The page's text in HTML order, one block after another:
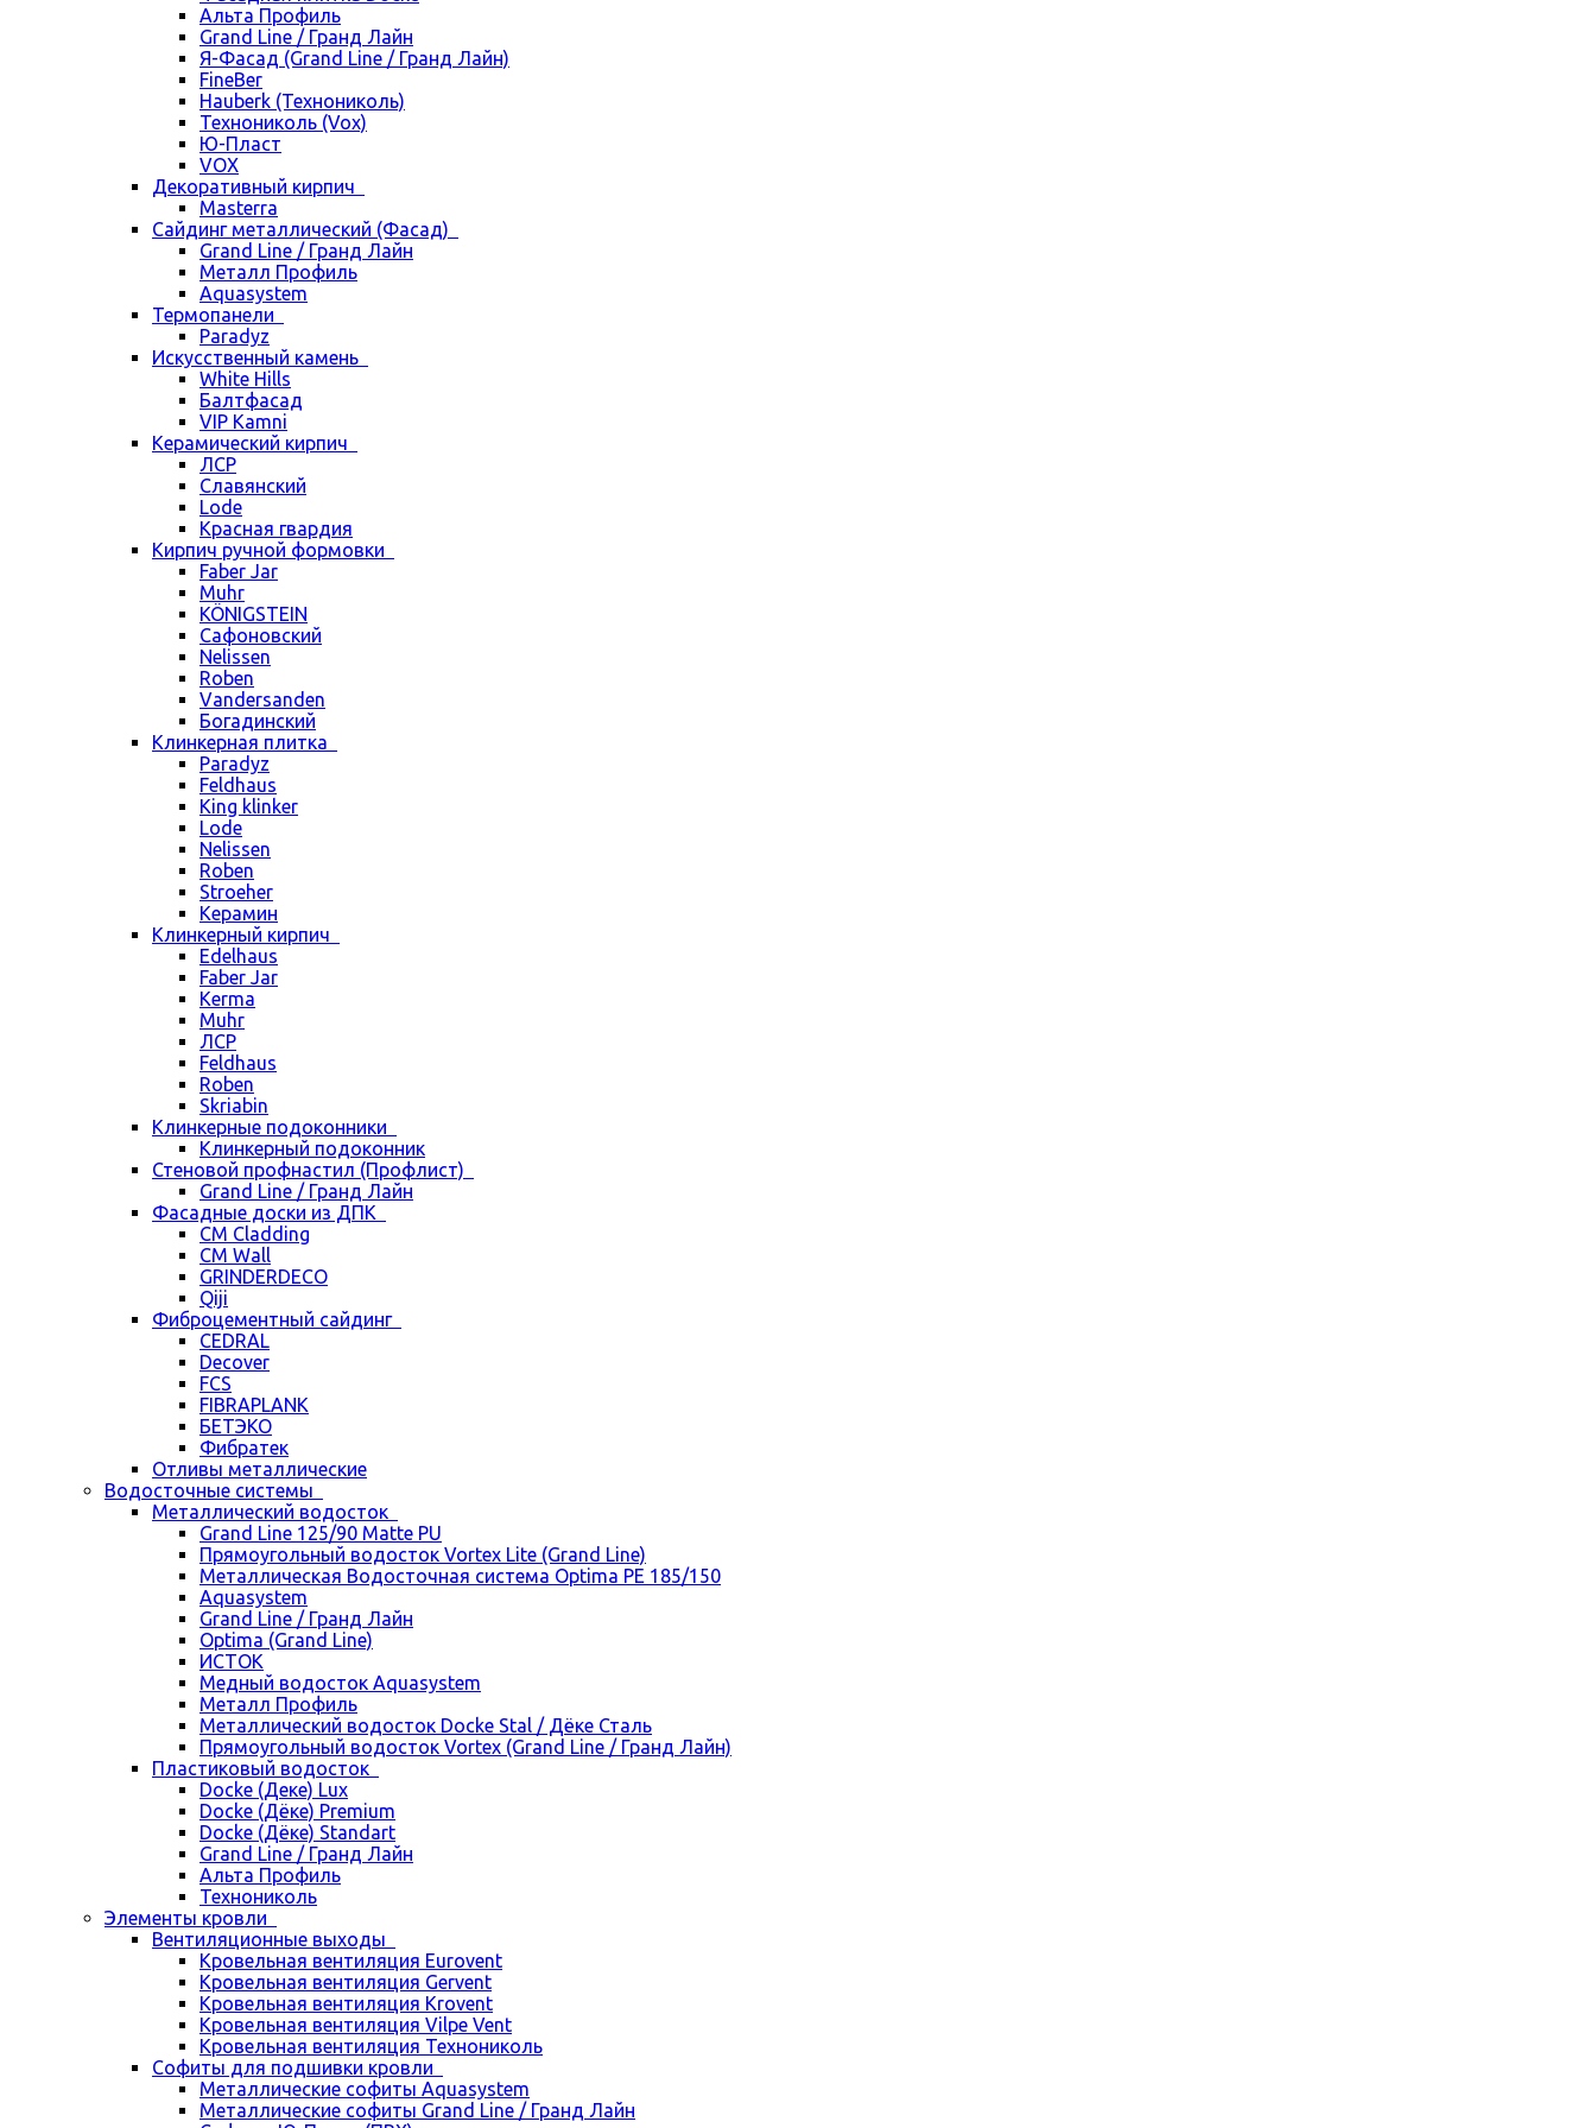
Альта Профиль
Grand Line / Гранд Лайн
Я-Фасад (Grand Line / Гранд Лайн)
FineBer
Hauberk (Технониколь)
Технониколь (Vox)
Ю-Пласт
VOX
Декоративный кирпич
Masterra
Сайдинг металлический (Фасад)
Grand Line / Гранд Лайн
Металл Профиль
Aquasystem
Термопанели
Paradyz
Искусственный камень
White Hills
Балтфасад
VIP Kamni
Керамический кирпич
ЛСР
Славянский
Lode
Красная гвардия
Кирпич ручной формовки
Faber Jar
Muhr
KÖNIGSTEIN
Сафоновский
Nelissen
Roben
Vandersanden
Богадинский
Клинкерная плитка
Paradyz
Feldhaus
King klinker
Lode
Nelissen
Roben
Stroeher
Керамин
Клинкерный кирпич
Edelhaus
Faber Jar
Kerma
Muhr
ЛСР
Feldhaus
Roben
Skriabin
Клинкерные подоконники
Клинкерный подоконник
Стеновой профнастил (Профлист)
Grand Line / Гранд Лайн
Фасадные доски из ДПК
CM Cladding
CM Wall
GRINDERDECO
Qiji
Фиброцементный сайдинг
CEDRAL
Decover
FCS
FIBRAPLANK
БЕТЭКО
Фибратек
Отливы металлические
Водосточные системы
Металлический водосток
Grand Line 125/90 Matte PU
Прямоугольный водосток Vortex Lite (Grand Line)
Металлическая Водосточная система Optima PE 185/150
Aquasystem
Grand Line / Гранд Лайн
Optima (Grand Line)
ИСТОК
Медный водосток Aquasystem
Металл Профиль
Металлический водосток Docke Stal / Дёке Сталь
Прямоугольный водосток Vortex (Grand Line / Гранд Лайн)
Пластиковый водосток
Docke (Деке) Lux
Docke (Дёке) Premium
Docke (Дёке) Standart
Grand Line / Гранд Лайн
Альта Профиль
Технониколь
Элементы кровли
Вентиляционные выходы
Кровельная вентиляция Eurovent
Кровельная вентиляция Gervent
Кровельная вентиляция Krovent
Кровельная вентиляция Vilpe Vent
Кровельная вентиляция Технониколь
Cофиты для подшивки кровли
Металлические софиты Aquasystem
Металлические софиты Grand Line / Гранд Лайн